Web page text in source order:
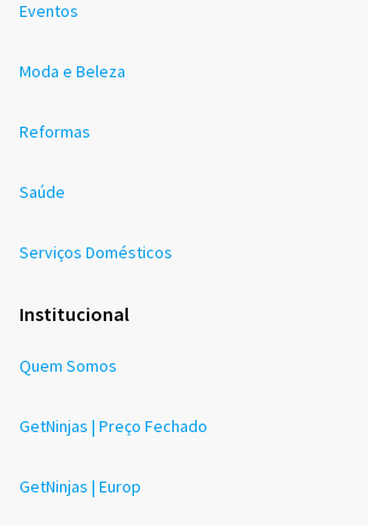
Eventos
Moda e Beleza
Reformas
Saúde
Serviços Domésticos
Institucional
Quem Somos
GetNinjas | Preço Fechado
GetNinjas | Europ